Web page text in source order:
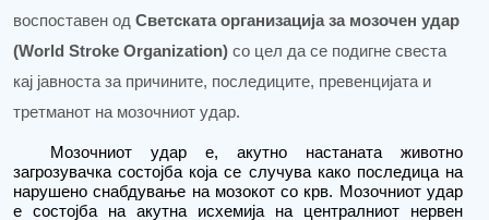
воспоставен од Светската организација за мозочен удар
(World Stroke Organization) со цел да се подигне свеста
кај јавноста за причините, последиците, превенцијата и
третманот на мозочниот удар.
Мозочниот удар е, акутно настаната животно
загрозувачка состојба која се случува како последица на
нарушено снабдување на мозокотсо крв. Мозочниот удар
е состојба на акутна исхемија на централниот нервен